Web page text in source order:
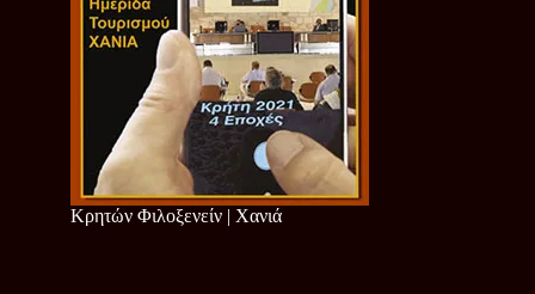
Κρητών Φιλοξενείν | Χανιά